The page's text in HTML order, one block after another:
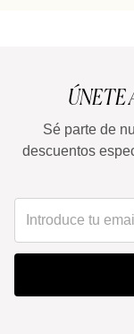
ÚNETE
Sé parte de
descuentos